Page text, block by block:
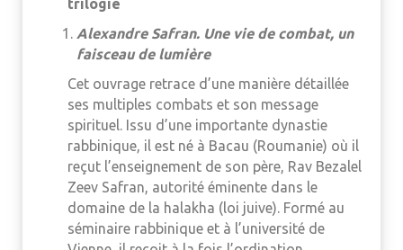
trilogie
Alexandre Safran. Une vie de combat, un
faisceau de lumière
Cet ouvrage retrace d’une manière détaillée
ses multiples combats et son message
spirituel. Issu d’une importante dynastie
rabbinique, il est né à Bacau (Roumanie) où il
reçut l’enseignement de son père, Rav Bezalel
Zeev Safran, autorité éminente dans le
domaine de la halakha (loi juive). Formé au
séminaire rabbinique et à l’université de